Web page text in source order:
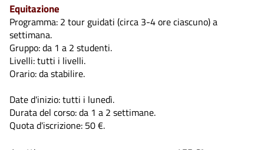
Equitazione
Programma: 2 tour guidati (circa 3-4 ore ciascuno) a
settimana.
Gruppo: da 1 a 2 studenti.
Livelli: tutti i livelli.
Orario: da stabilire.
Date d'inizio: tutti i lunedì.
Durata del corso: da 1 a 2 settimane.
Quota d'iscrizione: 50 €.